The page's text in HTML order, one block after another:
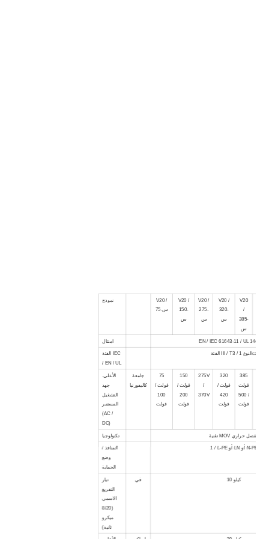
نموذج V20 /
75-س
V20 /
150-
س
V20 /
275-
س
V20 /
320-
س
V20
/
385-
س
امتثال EN / IEC 61643-11 / UL 1449 4th
الفئة IEC
/ EN / UL
الفئة III / T3 / النوع 1ca
الأعلى.
جهد
التشغيل
المستمر
(AC /
DC)
جامعة
كاليفورنيا
75
فولت /
100
فولت
150
فولت /
200
فولت
275V
/
370V
320
فولت /
420
فولت
385
فولت
/ 500
فولت
تكنولوجيا تقنية MOV مفصل حراري
المنافذ /
وضع
الحماية
1 / L-PE أو LN أو N-PE
تيار
التفريغ
الاسمي
(8/20
ميكرو
ثانية)
في 10 كيلو